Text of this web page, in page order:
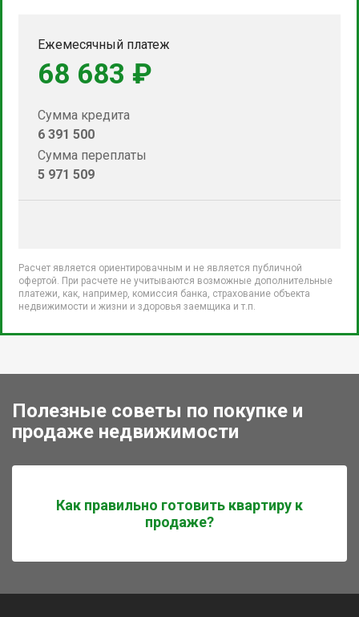
Ежемесячный платеж
68 683 ₽
Сумма кредита
6 391 500
Сумма переплаты
5 971 509
Расчет является ориентировачным и не является публичной
офертой. При расчете не учитываются возможные дополнительные
платежи, как, например, комиссия банка, страхование объекта
недвижимости и жизни и здоровья заемщика и т.п.
Полезные советы по покупке и
продаже недвижимости
Как правильно готовить квартиру к
продаже?